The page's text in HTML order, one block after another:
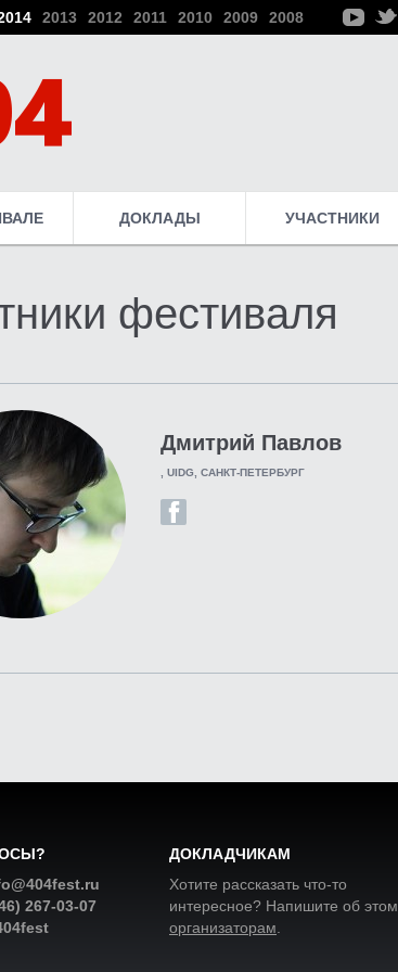
2013 2012 2011 2010 2009 2008
ДОКЛАДЫ УЧАСТНИКИ
фестиваля
Дмитрий Павлов
, UIDG, САНКТ-ПЕТЕРБУРГ
267-03-07
ДОКЛАДЧИКАМ
Хотите рассказать что-то
интересное? Напишите об этом
организаторам